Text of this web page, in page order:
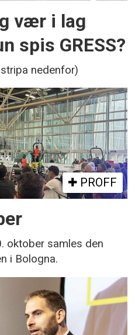
vær i lag
spis GRESS?
nedenfor)
PROFF
oktober samles den
i Bologna.